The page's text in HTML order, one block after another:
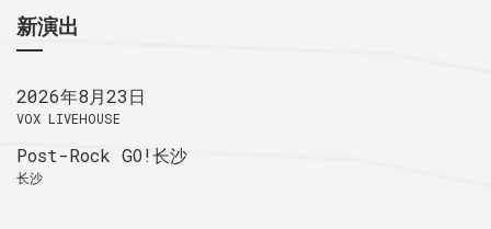
新演出
2026年8月23日
VOX LIVEHOUSE
Post-Rock GO!长沙
长沙